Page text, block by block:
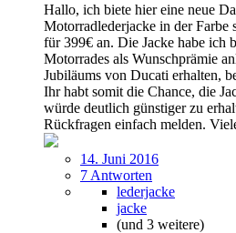
Hallo, ich biete hier eine neue
Motorradlederjacke in der Farbe
für 399€ an. Die Jacke habe ich
Motorrades als Wunschprämie
Jubiläums von Ducati erhalten,
Ihr habt somit die Chance, die
würde deutlich günstiger zu
Rückfragen einfach melden.
14. Juni 2016
7 Antworten
lederjacke
jacke
(und 3 weitere)